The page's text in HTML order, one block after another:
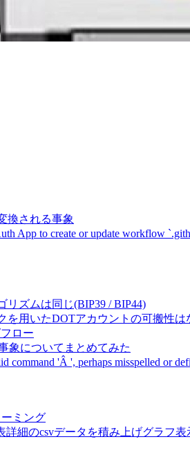
換される事象
App to create or update workflow
リズムは同じ(BIP39 / BIP44)
を用いたDOTアカウントの可搬性は
ロー
象についてまとめてみた
'Â ', perhaps misspelled or
ーミング
詳細のcsvデータを積み上げグラフ表